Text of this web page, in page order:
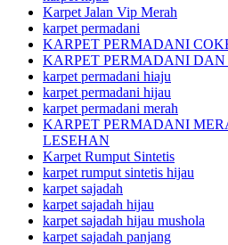
Karpet Jalan Vip Merah
karpet permadani
KARPET PERMADANI
KARPET PERMADANI
karpet permadani hiaju
karpet permadani hijau
karpet permadani merah
KARPET PERMADANI
LESEHAN
Karpet Rumput Sintetis
karpet rumput sintetis hijau
karpet sajadah
karpet sajadah hijau
karpet sajadah hijau mushola
karpet sajadah panjang